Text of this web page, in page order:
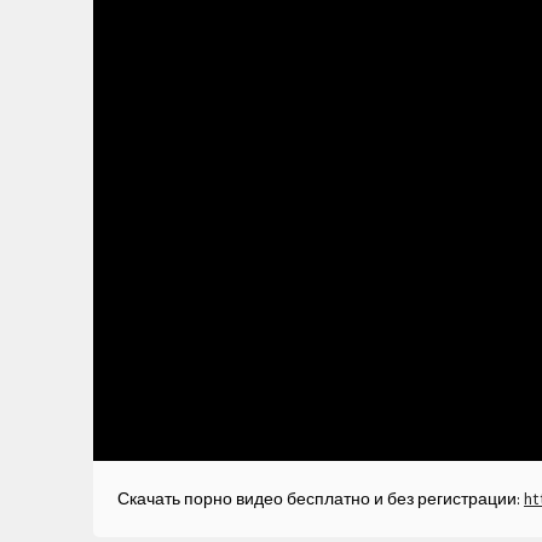
Скачать порно видео бесплатно и без регистрации: